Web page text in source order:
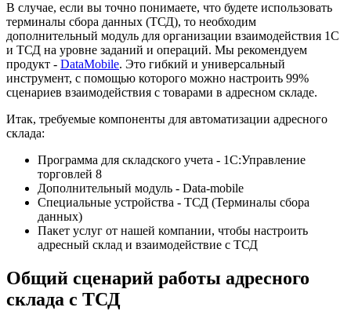
В случае, если вы точно понимаете, что будете использовать
терминалы сбора данных (ТСД), то необходим
дополнительный модуль для организации взаимодействия 1С
и ТСД на уровне заданий и операций. Мы рекомендуем
продукт - DataMobile. Это гибкий и универсальный
инструмент, с помощью которого можно настроить 99%
сценариев взаимодействия с товарами в адресном складе.
Итак, требуемые компоненты для автоматизации адресного
склада:
Программа для складского учета - 1С:Управление
торговлей 8
Дополнительный модуль - Data-mobile
Специальные устройства - ТСД (Терминалы сбора
данных)
Пакет услуг от нашей компании, чтобы настроить
адресный склад и взаимодействие с ТСД
Общий сценарий работы адресного
склада с ТСД